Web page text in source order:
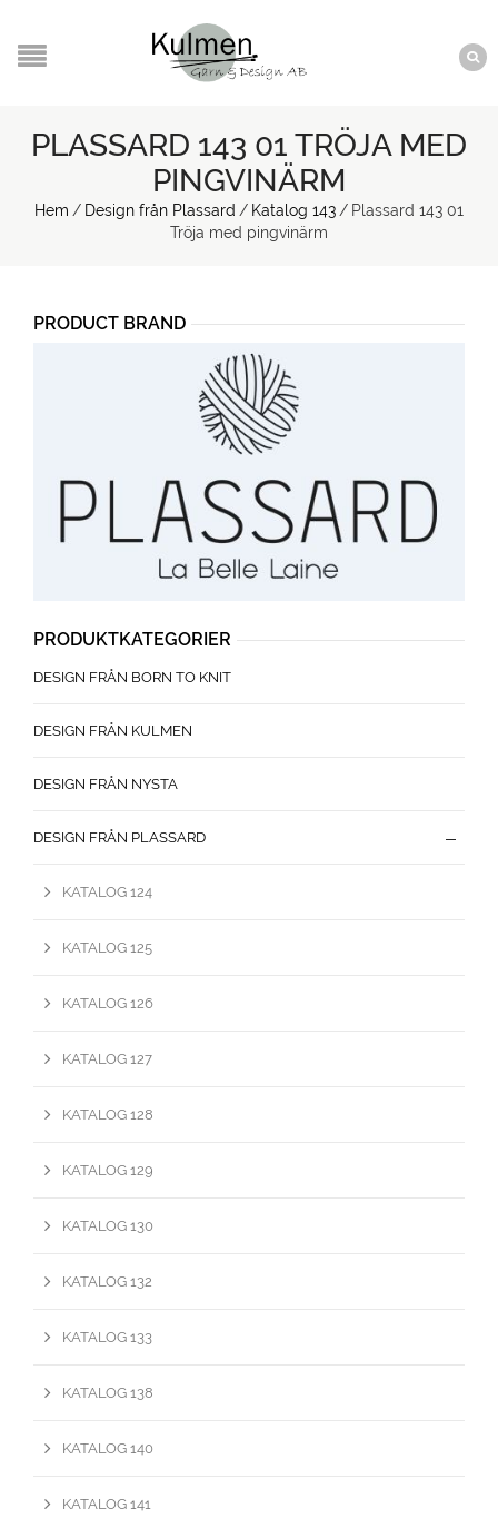
PLASSARD 143 01 TRÖJA MED
PINGVINÄRM
Hem / Design från Plassard / Katalog 143 / Plassard 143 01
Tröja med pingvinärm
PRODUCT BRAND
PRODUKTKATEGORIER
DESIGN FRÅN BORN TO KNIT
DESIGN FRÅN KULMEN
DESIGN FRÅN NYSTA
DESIGN FRÅN PLASSARD
KATALOG 124
KATALOG 125
KATALOG 126
KATALOG 127
KATALOG 128
KATALOG 129
KATALOG 130
KATALOG 132
KATALOG 133
KATALOG 138
KATALOG 140
KATALOG 141